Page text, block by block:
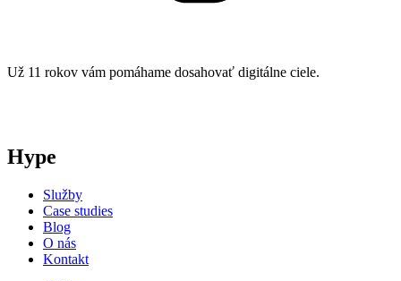
Už 11 rokov vám pomáhame dosahovať digitálne ciele.
Hype
Služby
Case studies
Blog
O nás
Kontakt